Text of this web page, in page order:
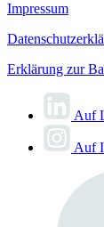
Impressum
Erklärung zur
Auf
Auf